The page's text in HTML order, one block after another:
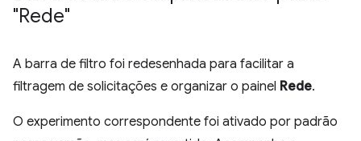
"Rede"
A barra de filtro foi redesenhada para facilitar a
filtragem de solicitações e organizar o painel Rede.
O experimento correspondente foi ativado por padrão